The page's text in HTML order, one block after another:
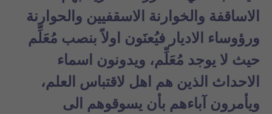
الاساقفة والخوارنة الاسقفيين والحوارنة
ورؤوساء الاديار فيُعنَون اولاً بنصب مُعَلِّم
حيث لا يوجد مُعَلِّم، ويدونون اسماء
الاحداث الذين هم اهل لاقتباس العلم،
ويأمرون آباءهم بأن يسوقوهم الى